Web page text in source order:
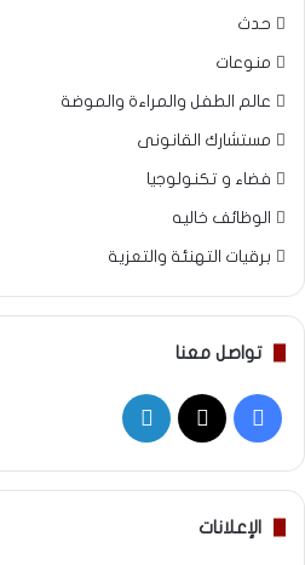
حدث
منوعات
عالم الطفل والمراءة والموضة
مستشارك القانونى
فضاء و تكنولوجيا
الوظائف خاليه
برقيات التهنئة والتعزية
تواصل معنا
فيسبوك لينكدإن
الإعلانات